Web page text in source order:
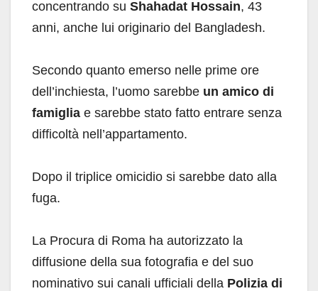
concentrando su Shahadat Hossain, 43
anni, anche lui originario del Bangladesh.
Secondo quanto emerso nelle prime ore
dell’inchiesta, l’uomo sarebbe un amico di
famiglia e sarebbe stato fatto entrare senza
difficoltà nell’appartamento.
Dopo il triplice omicidio si sarebbe dato alla
fuga.
La Procura di Roma ha autorizzato la
diffusione della sua fotografia e del suo
nominativo sui canali ufficiali della Polizia di